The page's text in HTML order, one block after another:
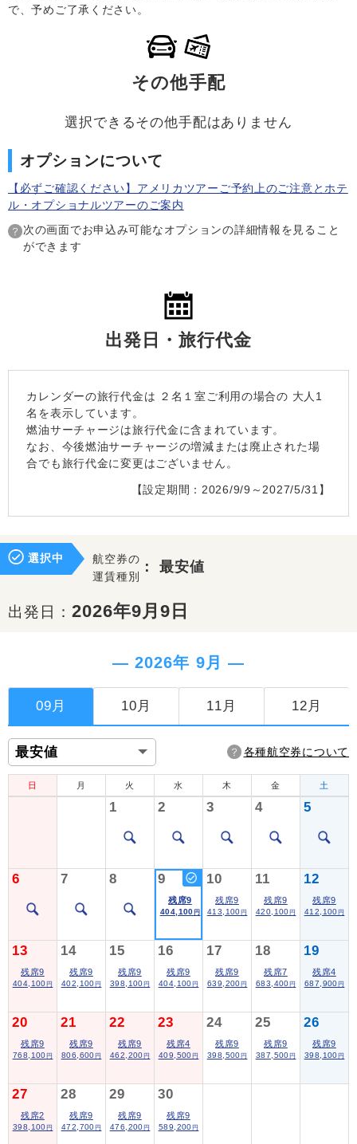
で、予めご了承ください。
その他手配
選択できるその他手配はありません
オプションについて
【必ずご確認ください】アメリカツアーご予約上のご注意とホテ
ル・オプショナルツアーのご案内
次の画面でお申込み可能なオプションの詳細情報を見ること
ができます
出発日・旅行代金
カレンダーの旅行代金は ２名１室ご利用の場合の 大人1
名を表示しています。
燃油サーチャージは旅行代金に含まれています。
なお、今後燃油サーチャージの増減または廃止された場
合でも旅行代金に変更はございません。
【設定期間：2026/9/9～2027/5/31】
選択中
航空券の
運賃種別
：最安値
出発日： 2026年9月9日
― 2026年 9月 ―
09月 10月 11月 12月
各種航空券について
日 月 火 水 木 金 土
1 2 3 4 5
6 7 8 9
残席9
404,100 円
10
残席9
413,100 円
11
残席9
420,100 円
12
残席9
412,100 円
13
残席9
404,100 円
14
残席9
402,100 円
15
残席9
398,100 円
16
残席9
404,100 円
17
残席9
639,200 円
18
残席7
683,400 円
19
残席4
687,900 円
20
残席9
768,100 円
21
残席9
806,600 円
22
残席9
462,200 円
23
残席4
409,500 円
24
残席9
398,500 円
25
残席9
387,500 円
26
残席9
398,100 円
27
残席2
398,100 円
28
残席9
472,700 円
29
残席9
476,200 円
30
残席9
589,200 円